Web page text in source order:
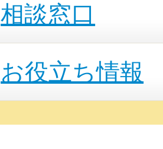
相談窓口
お役立ち情報